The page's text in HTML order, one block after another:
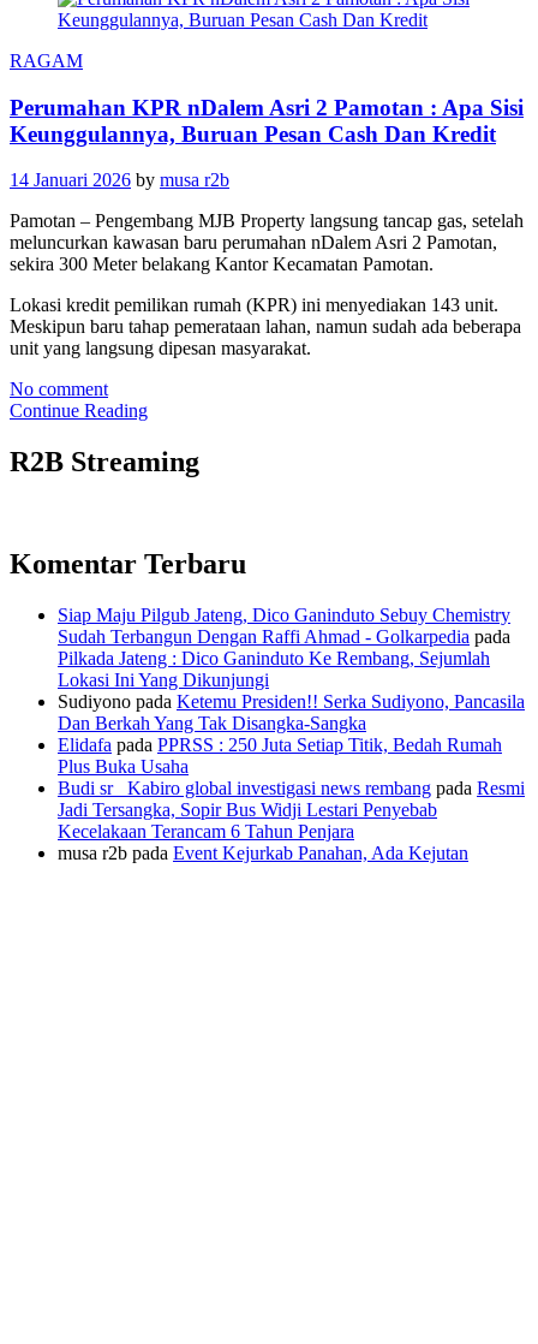
RAGAM
Perumahan KPR nDalem Asri 2 Pamotan : Apa Sisi
Keunggulannya, Buruan Pesan Cash Dan Kredit
14 Januari 2026 by musa r2b
Pamotan – Pengembang MJB Property langsung tancap gas, setelah
meluncurkan kawasan baru perumahan nDalem Asri 2 Pamotan,
sekira 300 Meter belakang Kantor Kecamatan Pamotan.
Lokasi kredit pemilikan rumah (KPR) ini menyediakan 143 unit.
Meskipun baru tahap pemerataan lahan, namun sudah ada beberapa
unit yang langsung dipesan masyarakat.
No comment
Continue Reading
R2B Streaming
Komentar Terbaru
Siap Maju Pilgub Jateng, Dico Ganinduto Sebuy Chemistry
Sudah Terbangun Dengan Raffi Ahmad - Golkarpedia pada
Pilkada Jateng : Dico Ganinduto Ke Rembang, Sejumlah
Lokasi Ini Yang Dikunjungi
Sudiyono pada Ketemu Presiden!! Serka Sudiyono, Pancasila
Dan Berkah Yang Tak Disangka-Sangka
Elidafa pada PPRSS : 250 Juta Setiap Titik, Bedah Rumah
Plus Buka Usaha
Budi sr_ Kabiro global investigasi news rembang pada Resmi
Jadi Tersangka, Sopir Bus Widji Lestari Penyebab
Kecelakaan Terancam 6 Tahun Penjara
musa r2b pada Event Kejurkab Panahan, Ada Kejutan